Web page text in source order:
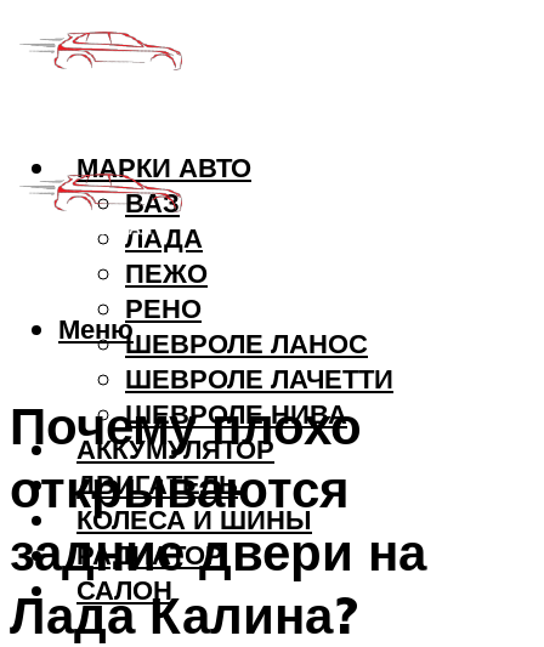
МАРКИ АВТО
ВАЗ
ЛАДА
ПЕЖО
РЕНО
ШЕВРОЛЕ ЛАНОС
ШЕВРОЛЕ ЛАЧЕТТИ
ШЕВРОЛЕ НИВА
АККУМУЛЯТОР
ДВИГАТЕЛЬ
КОЛЕСА И ШИНЫ
РАДИАТОР
САЛОН
Меню
Почему плохо
открываются
задние двери на
Лада Калина?